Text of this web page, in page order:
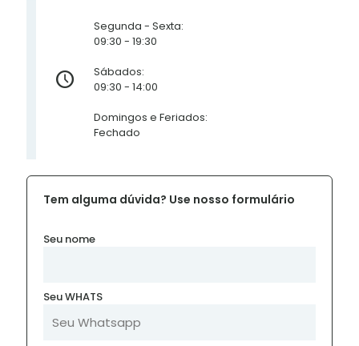
Segunda - Sexta:
09:30 - 19:30
Sábados:
09:30 - 14:00
Domingos e Feriados:
Fechado
Tem alguma dúvida? Use nosso formulário
Seu nome
Seu WHATS